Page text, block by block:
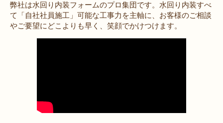
弊社は水回り内装フォームのプロ集団です。水回り内装すべ
て「自社社員施工」可能な工事力を主軸に、お客様のご相談
やご要望にどこよりも早く、笑顔でかけつけます。